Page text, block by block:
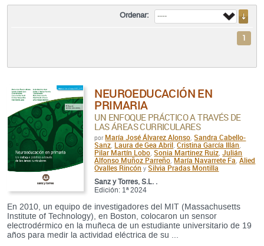
Ordenar:
1
NEUROEDUCACIÓN EN
PRIMARIA
UN ENFOQUE PRÁCTICO A TRAVÉS DE
LAS ÁREAS CURRICULARES
por María José Álvarez Alonso ,Sandra Cabello-
Sanz Laura de Gea Abril ,Cristina García Illán
Pilar Martín Lobo ,Sonia Martinez Ruiz Julián
Alfonso Muñoz Parreño María Navarrete Fa Alied
Ovalles Rincón ySilvia Pradas Montilla
Sanz y Torres, S.L. .
Edición: 1ª 2024
En 2010, un equipo de investigadores del MIT (Massachusetts
Institute of Technology), en Boston, colocaron un sensor
electrodérmico en la muñeca de un estudiante universitario de 19
años para medir la actividad eléctrica de su ...